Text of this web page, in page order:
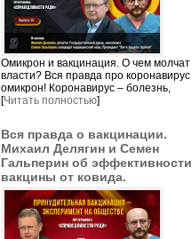
Омикрон и вакцинация. О чем молчат
власти? Вся правда про коронавирус
омикрон! Коронавирус – болезнь,
[Читать полностью]
Вся правда о вакцинации.
Михаил Делягин и Семен
Гальперин об эффективности
вакцины от ковида.